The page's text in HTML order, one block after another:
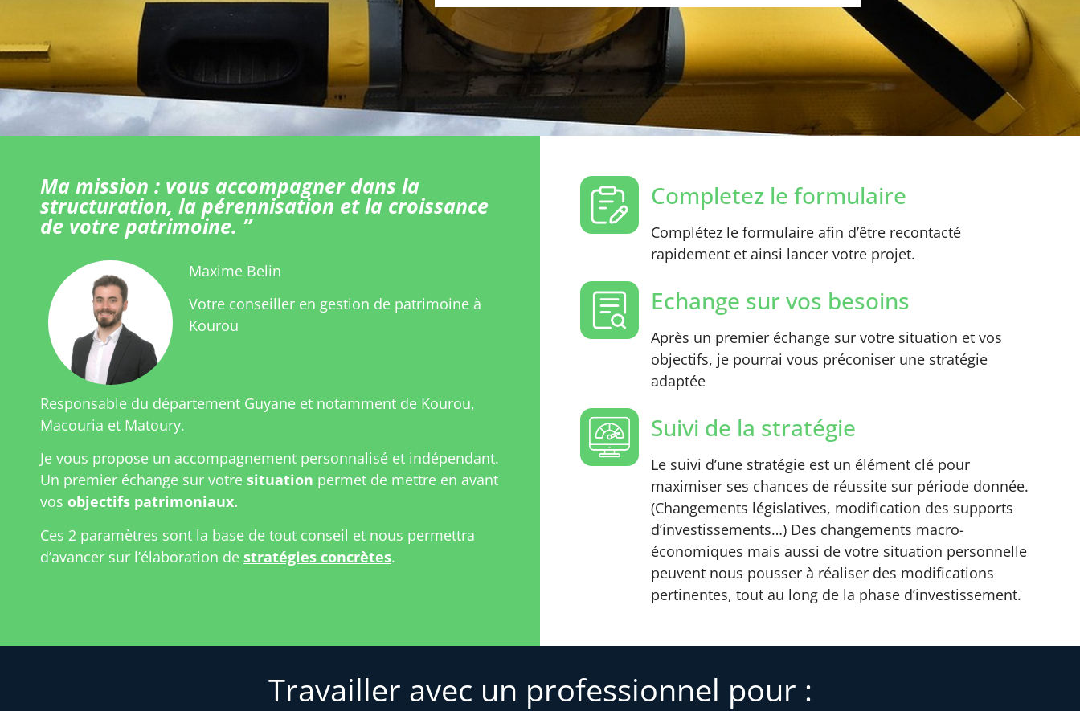
Ma mission : vous accompagner dans la
structuration, la pérennisation et la croissance
de votre patrimoine. ”
Maxime Belin
Votre conseiller en gestion de patrimoine à
Kourou
Responsable du département Guyane et notamment de Kourou,
Macouria et Matoury.
Je vous propose un accompagnement personnalisé et indépendant.
Un premier échange sur votre situation permet de mettre en avant
vos objectifs patrimoniaux.
Ces 2 paramètres sont la base de tout conseil et nous permettra
d’avancer sur l’élaboration de stratégies concrètes.
Completez le formulaire
Complétez le formulaire afin d’être recontacté
rapidement et ainsi lancer votre projet.
Echange sur vos besoins
Après un premier échange sur votre situation et vos
objectifs, je pourrai vous préconiser une stratégie
adaptée
Suivi de la stratégie
Le suivi d’une stratégie est un élément clé pour
maximiser ses chances de réussite sur période donnée.
(Changements législatives, modification des supports
d’investissements…) Des changements macro-
économiques mais aussi de votre situation personnelle
peuvent nous pousser à réaliser des modifications
pertinentes, tout au long de la phase d’investissement.
Travailler avec un professionnel pour :